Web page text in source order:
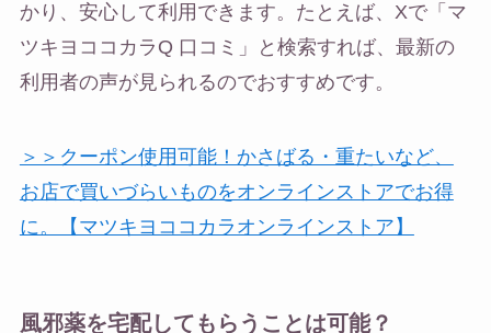
かり、安心して利用できます。たとえば、Xで「マ
ツキヨココカラQ 口コミ」と検索すれば、最新の
利用者の声が見られるのでおすすめです。
＞＞クーポン使用可能！かさばる・重たいなど、
お店で買いづらいものをオンラインストアでお得
に。【マツキヨココカラオンラインストア】
風邪薬を宅配してもらうことは可能？